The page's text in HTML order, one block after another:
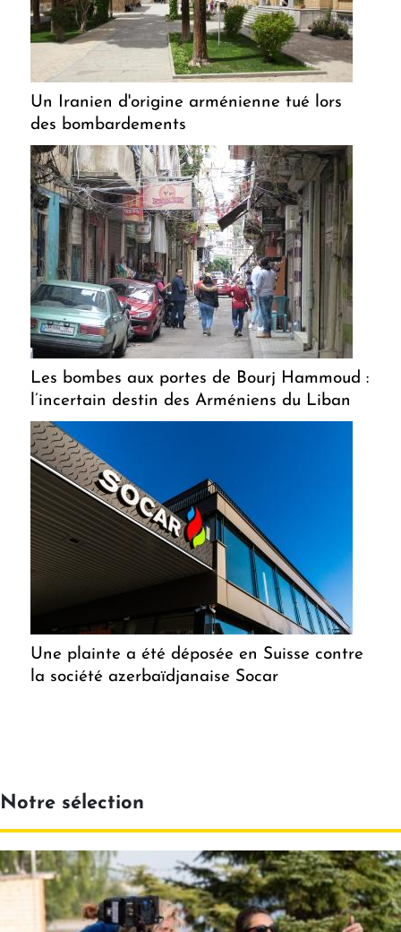
Un Iranien d'origine arménienne tué lors
des bombardements
Les bombes aux portes de Bourj Hammoud :
l’incertain destin des Arméniens du Liban
Une plainte a été déposée en Suisse contre
la société azerbaïdjanaise Socar
Notre sélection